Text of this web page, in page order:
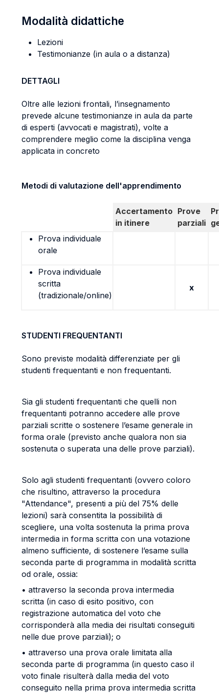
Modalità didattiche
Lezioni
Testimonianze (in aula o a distanza)
DETTAGLI
Oltre alle lezioni frontali, l’insegnamento
prevede alcune testimonianze in aula da parte
di esperti (avvocati e magistrati), volte a
comprendere meglio come la disciplina venga
applicata in concreto
Metodi di valutazione dell'apprendimento
Accertamento
in itinere
Prove
parziali
Prova individuale
orale
Prova individuale
scritta
(tradizionale/online)
x
STUDENTI FREQUENTANTI
Sono previste modalità differenziate per gli
studenti frequentanti e non frequentanti.
Sia gli studenti frequentanti che quelli non
frequentanti potranno accedere alle prove
parziali scritte o sostenere l’esame generale in
forma orale (previsto anche qualora non sia
sostenuta o superata una delle prove parziali).
Solo agli studenti frequentanti (ovvero coloro
che risultino, attraverso la procedura
"Attendance", presenti a più del 75% delle
lezioni) sarà consentita la possibilità di
scegliere, una volta sostenuta la prima prova
intermedia in forma scritta con una votazione
almeno sufficiente, di sostenere l’esame sulla
seconda parte di programma in modalità scritta
od orale, ossia:
• attraverso la seconda prova intermedia
scritta (in caso di esito positivo, con
registrazione automatica del voto che
corrisponderà alla media dei risultati conseguiti
nelle due prove parziali); o
• attraverso una prova orale limitata alla
seconda parte di programma (in questo caso il
voto finale risulterà dalla media del voto
conseguito nella prima prova intermedia scritta